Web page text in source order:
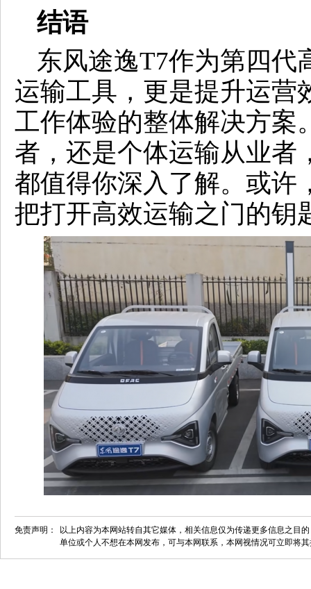
结语
东风途逸T7作为第四代
运输工具，更是提升运营
工作体验的整体解决方案
者，还是个体运输从业者
都值得你深入了解。或许
把打开高效运输之门的钥
免责声明：
以上内容为本网站转自其它媒体，相关信息仅为传递更多信息之目
单位或个人不想在本网发布，可与本网联系，本网视情况可立即将